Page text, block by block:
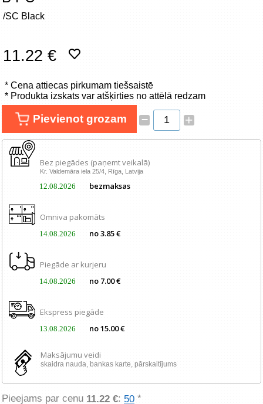
Biroja preces
Tīkla produkti
Viedierīces
/SC Black
11.22 €
* Cena attiecas pirkumam tiešsaistē
* Produkta izskats var atšķirties no attēlā redzam
Pievienot grozam – +
Bez piegādes (paņemt veikalā)
Kr. Valdemāra iela 25/4, Rīga, Latvija
12.08.2026 bezmaksas
Omniva pakomāts
14.08.2026 no 3.85 €
Piegāde ar kurjeru
14.08.2026 no 7.00 €
Ekspress piegāde
13.08.2026 no 15.00 €
Maksājumu veidi
skaidra nauda, ​​bankas karte, pārskaitījums
Pieejams par cenu 11.22 €: 50 *